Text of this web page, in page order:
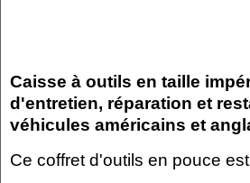
Caisse à outils en taille
d'entretien, réparation et
véhicules américains et
Ce coffret d'outils en pouce